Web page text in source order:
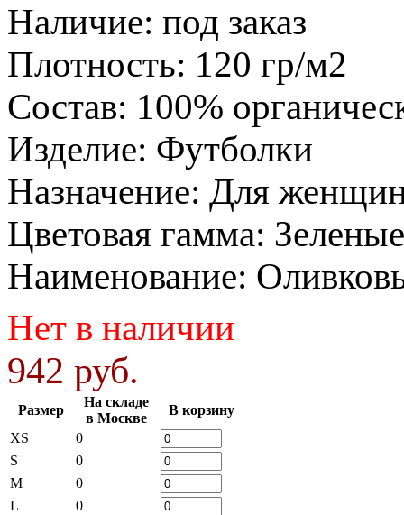
Наличие: под заказ
Плотность: 120 гр/м2
Состав: 100%
Изделие: Футболки
Назначение: Для
Цветовая гамма: Зеленые
Наименование:
Нет в наличии
942 руб.
Размер
На складе
в Москве
В корзину
XS
0
S
0
M
0
L
0